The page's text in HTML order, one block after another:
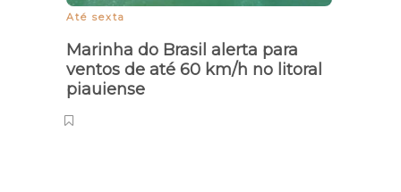
Até sexta
Marinha do Brasil alerta para
ventos de até 60 km/h no litoral
piauiense